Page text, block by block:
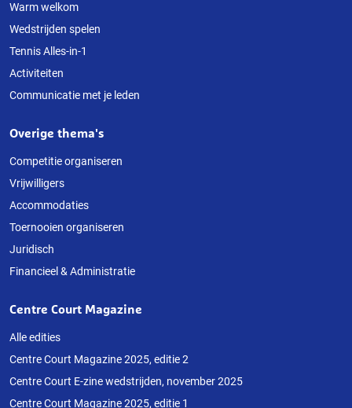
Warm welkom
Wedstrijden spelen
Tennis Alles-in-1
Activiteiten
Communicatie met je leden
Overige thema's
Competitie organiseren
Vrijwilligers
Accommodaties
Toernooien organiseren
Juridisch
Financieel & Administratie
Centre Court Magazine
Alle edities
Centre Court Magazine 2025, editie 2
Centre Court E-zine wedstrijden, november 2025
Centre Court Magazine 2025, editie 1